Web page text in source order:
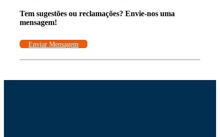
Tem sugestões ou reclamações? Envie-nos uma
mensagem!
Enviar Mensagem